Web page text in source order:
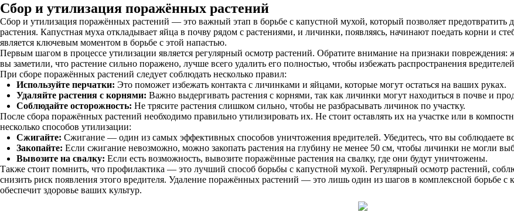
Сбор и утилизация поражённых растений
Сбор и утилизация поражённых растений — это важный этап в борьбе с капустной мухой, который позволяет предотвратить
растения. Капустная муха откладывает яйца в почву рядом с растениями, и личинки, появляясь, начинают поедать корни и
является ключевым моментом в борьбе с этой напастью.
Первым шагом в процессе утилизации является регулярный осмотр растений. Обратите внимание на признаки
вы заметили, что растение сильно поражено, лучше всего удалить его полностью, чтобы избежать распространения
При сборе поражённых растений следует соблюдать несколько правил:
Используйте перчатки: Это поможет избежать контакта с личинками и яйцами, которые могут остаться на ваших руках.
Удаляйте растения с корнями: Важно выдергивать растения с корнями, так как личинки могут находиться в почве и
Соблюдайте осторожность: Не трясите растения слишком сильно, чтобы не разбрасывать личинок по участку.
После сбора поражённых растений необходимо правильно утилизировать их. Не стоит оставлять их на участке или в
несколько способов утилизации:
Сжигайте: Сжигание — один из самых эффективных способов уничтожения вредителей. Убедитесь, что вы соблюдаете
Закопайте: Если сжигание невозможно, можно закопать растения на глубину не менее 50 см, чтобы личинки не могли
Вывозите на свалку: Если есть возможность, вывозите поражённые растения на свалку, где они будут уничтожены.
Также стоит помнить, что профилактика — это лучший способ борьбы с капустной мухой. Регулярный осмотр растений,
снизить риск появления этого вредителя. Удаление поражённых растений — это лишь один из шагов в комплексной борьбе
обеспечит здоровье ваших культур.